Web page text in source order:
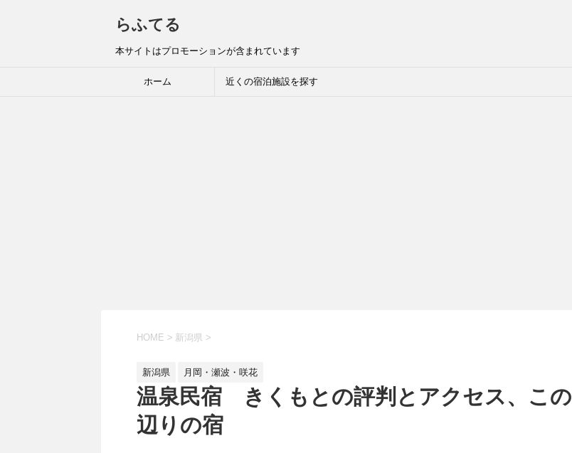
らふてる
本サイトはプロモーションが含まれています
ホーム 近くの宿泊施設を探す
HOME > 新潟県 >
新潟県 月岡・瀬波・咲花
温泉民宿 きくもとの評判とアクセス、この
辺りの宿